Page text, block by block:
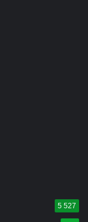
5 527